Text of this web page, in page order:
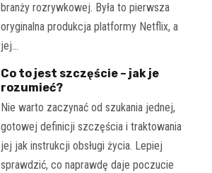
branży rozrywkowej. Była to pierwsza
oryginalna produkcja platformy Netflix, a
jej…
Co to jest szczęście – jak je
rozumieć?
Nie warto zaczynać od szukania jednej,
gotowej definicji szczęścia i traktowania
jej jak instrukcji obsługi życia. Lepiej
sprawdzić, co naprawdę daje poczucie